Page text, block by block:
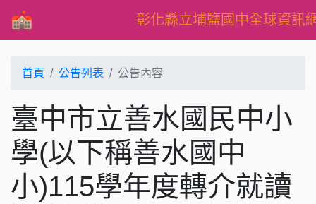
彰化縣立埔鹽國中全球資訊
首頁 公告列表 公告內容
臺中市立善水國民中小
學(以下稱善水國中
小)115學年度轉介就讀